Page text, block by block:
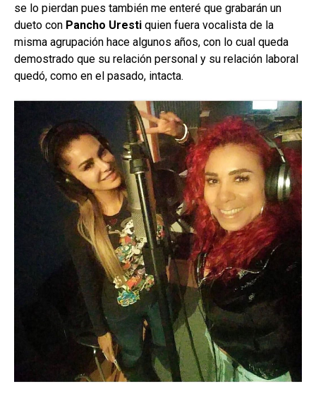
se lo pierdan pues también me enteré que grabarán un
dueto con Pancho Uresti quien fuera vocalista de la
misma agrupación hace algunos años, con lo cual queda
demostrado que su relación personal y su relación laboral
quedó, como en el pasado, intacta.